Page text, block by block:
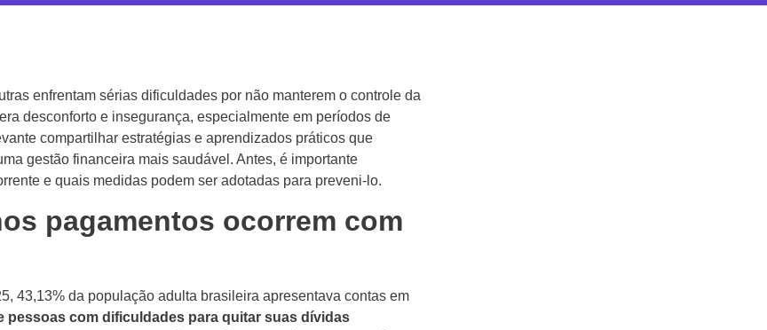
enfrentam sérias dificuldades por não manterem o controle da
desconforto e insegurança, especialmente em períodos de
compartilhar estratégias e aprendizados práticos que
gestão financeira mais saudável. Antes, é importante
e quais medidas podem ser adotadas para preveni-lo.
pagamentos ocorrem com
43,13% da população adulta brasileira apresentava contas em
pessoas com dificuldades para quitar suas dívidas